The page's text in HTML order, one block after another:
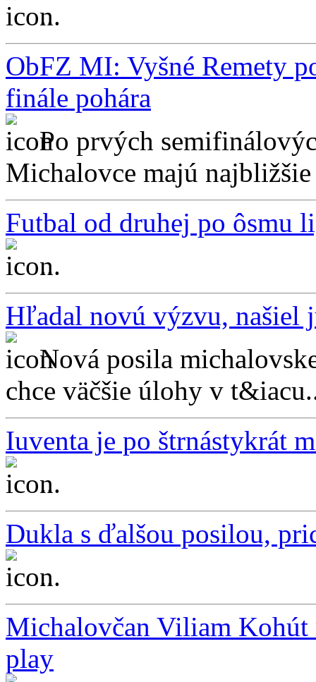
...
ObFZ MI: Vyšné Remety
finále pohára
Po prvých
Michalovce majú
Futbal od druhej po ôsmu
...
Hľadal novú výzvu, našiel
Nová posila
chce väčšie úlohy v
Iuventa je po štrnástykrát
...
Dukla s ďalšou posilou,
...
Michalovčan Viliam
play